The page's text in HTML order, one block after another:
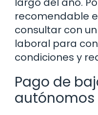
recomendable
consultar con
laboral para
condiciones y
Pago de
autónomos